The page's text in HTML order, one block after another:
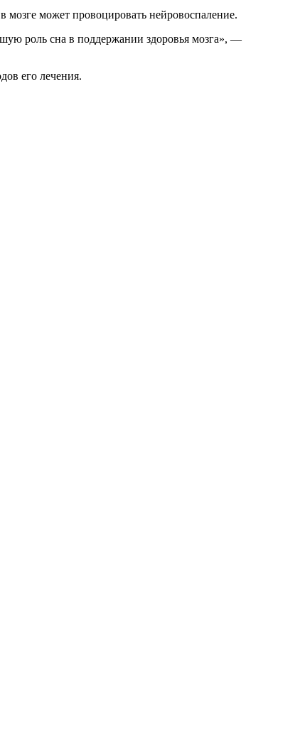
мозге может провоцировать нейровоспаление.
роль сна в поддержании здоровья мозга», —
его лечения.